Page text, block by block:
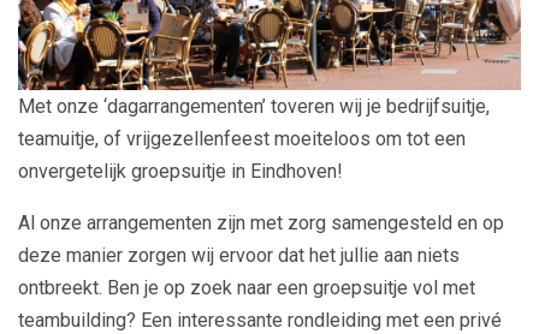
Met onze ‘dagarrangementen’ toveren wij je bedrijfsuitje,
teamuitje, of vrijgezellenfeest moeiteloos om tot een
onvergetelijk groepsuitje in Eindhoven!
Al onze arrangementen zijn met zorg samengesteld en op
deze manier zorgen wij ervoor dat het jullie aan niets
ontbreekt. Ben je op zoek naar een groepsuitje vol met
teambuilding? Een interessante rondleiding met een privé